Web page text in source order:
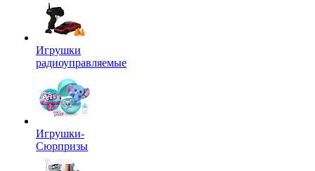
Игрушки
радиоуправляемые
Игрушки-
Сюрпризы